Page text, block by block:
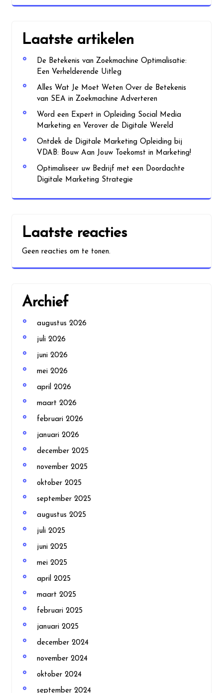
Laatste artikelen
De Betekenis van Zoekmachine Optimalisatie:
Een Verhelderende Uitleg
Alles Wat Je Moet Weten Over de Betekenis
van SEA in Zoekmachine Adverteren
Word een Expert in Opleiding Social Media
Marketing en Verover de Digitale Wereld
Ontdek de Digitale Marketing Opleiding bij
VDAB: Bouw Aan Jouw Toekomst in Marketing!
Optimaliseer uw Bedrijf met een Doordachte
Digitale Marketing Strategie
Laatste reacties
Geen reacties om te tonen.
Archief
augustus 2026
juli 2026
juni 2026
mei 2026
april 2026
maart 2026
februari 2026
januari 2026
december 2025
november 2025
oktober 2025
september 2025
augustus 2025
juli 2025
juni 2025
mei 2025
april 2025
maart 2025
februari 2025
januari 2025
december 2024
november 2024
oktober 2024
september 2024